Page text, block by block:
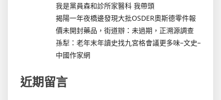
我是黨員森和診所家醫科 我帶頭
揭陽一年夜橋邊發現大批OSDER奧斯德零件報
價未開封藥品，街道辦：未過期，正溯源調查
孫犁：老年末年讀史找九宮格會議更多味–文史–
中國作家網
近期留言